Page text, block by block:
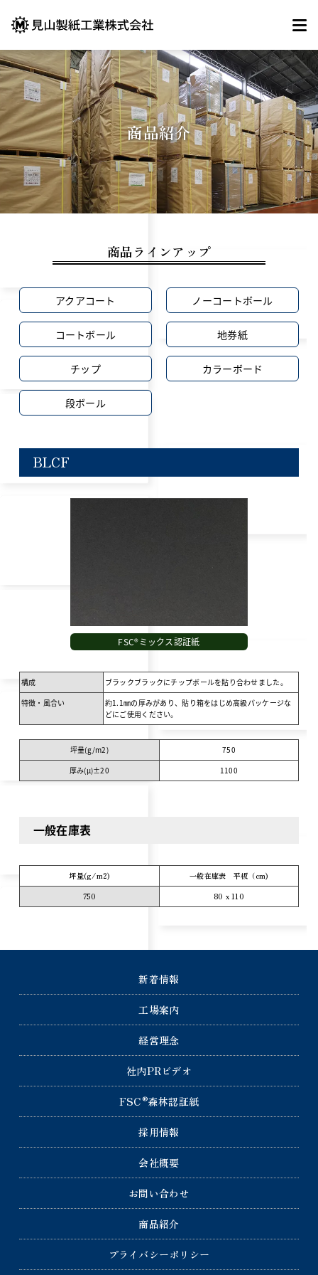
商品紹介
商品ラインアップ
アクアコート ノーコートボール
コートボール 地券紙
チップ カラーボード
段ボール
BLCF
FSC®ミックス認証紙
構成
ブラックブラックにチップボールを貼り合わせました。
特徴・風合い
約1.1㎜の厚みがあり、貼り箱をはじめ高級パッケージな
どにご使用ください。
坪量(g/m2)
750
厚み(μ)±20
1100
一般在庫表
坪量(g/m2)
一般在庫表 平板（cm)
750
80 x 110
新着情報
工場案内
経営理念
社内PRビデオ
FSC®森林認証紙
採用情報
会社概要
お問い合わせ
商品紹介
プライバシーポリシー